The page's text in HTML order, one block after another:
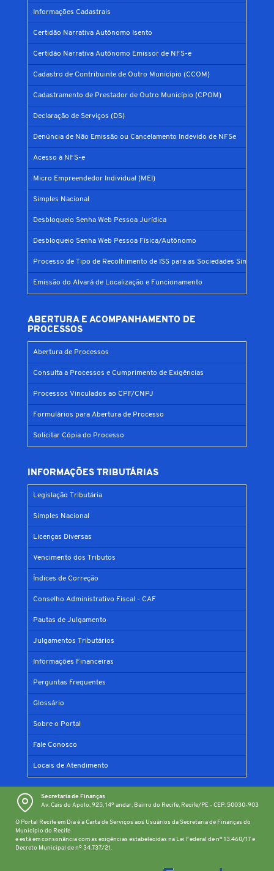
Informações Cadastrais
Certidão Narrativa Autônomo Isento
Certidão Narrativa Autônomo Emissor de NFS-e
Cadastro de Contribuinte de Outro Município (CCOM)
Cadastramento de Prestador de Outro Município (CPOM)
Declaração de Serviços (DS)
Denúncia de Não Emissão ou Cancelamento Indevido de NFSe
Acesso à NFS-e
Micro Empreendedor Individual (MEI)
Simples Nacional
Desbloqueio Senha Web Pessoa Jurídica
Desbloqueio Senha Web Pessoa Física/Autônomo
Processo de Tipo de Recolhimento de ISS para as Sociedades Simples
Emissão do Alvará de Localização e Funcionamento
ABERTURA E ACOMPANHAMENTO DE
PROCESSOS
Abertura de Processos
Consulta a Processos e Cumprimento de Exigências
Processos Vinculados ao CPF/CNPJ
Formulários para Abertura de Processo
Solicitar Cópia do Processo
INFORMAÇÕES TRIBUTÁRIAS
Legislação Tributária
Simples Nacional
Licenças Diversas
Vencimento dos Tributos
Índices de Correção
Conselho Administrativo Fiscal - CAF
Pautas de Julgamento
Julgamentos Tributários
Informações Financeiras
Perguntas Frequentes
Glossário
Sobre o Portal
Fale Conosco
Locais de Atendimento
Secretaria de Finanças
Av. Cais do Apolo, 925, 14º andar, Bairro do Recife, Recife/PE - CEP: 50030-903
O Portal Recife em Dia é a Carta de Serviços aos Usuários da Secretaria de Finanças do
Município do Recife
e está em consonância com as exigências estabelecidas na Lei Federal de nº 13.460/17 e
Decreto Municipal de nº 34.737/21.